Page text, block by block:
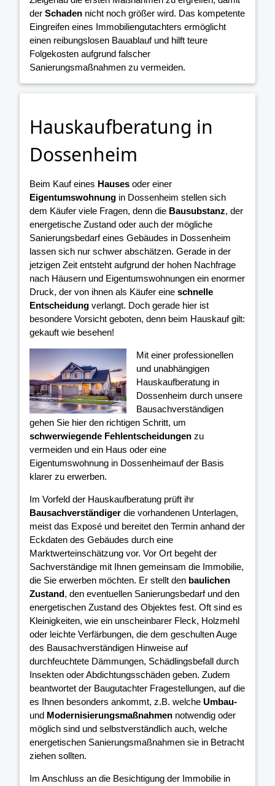
der Schaden nicht noch größer wird. Das kompetente
Eingreifen eines Immobiliengutachters ermöglicht
einen reibungslosen Bauablauf und hilft teure
Folgekosten aufgrund falscher
Sanierungsmaßnahmen zu vermeiden.
Hauskaufberatung in
Dossenheim
Beim Kauf eines Hauses oder einer
Eigentumswohnung in Dossenheim stellen sich
dem Käufer viele Fragen, denn die Bausubstanz, der
energetische Zustand oder auch der mögliche
Sanierungsbedarf eines Gebäudes in Dossenheim
lassen sich nur schwer abschätzen. Gerade in der
jetzigen Zeit entsteht aufgrund der hohen Nachfrage
nach Häusern und Eigentumswohnungen ein enormer
Druck, der von ihnen als Käufer eine schnelle
Entscheidung verlangt. Doch gerade hier ist
besondere Vorsicht geboten, denn beim Hauskauf gilt:
gekauft wie besehen!
Mit einer professionellen
und unabhängigen
Hauskaufberatung in
Dossenheim durch unsere
Bausachverständigen
gehen Sie hier den richtigen Schritt, um
schwerwiegende Fehlentscheidungen zu
vermeiden und ein Haus oder eine
Eigentumswohnung in Dossenheimauf der Basis
klarer zu erwerben.
Im Vorfeld der Hauskaufberatung prüft ihr
Bausachverständiger die vorhandenen Unterlagen,
meist das Exposé und bereitet den Termin anhand der
Eckdaten des Gebäudes durch eine
Marktwerteinschätzung vor. Vor Ort begeht der
Sachverständige mit Ihnen gemeinsam die Immobilie,
die Sie erwerben möchten. Er stellt den baulichen
Zustand, den eventuellen Sanierungsbedarf und den
energetischen Zustand des Objektes fest. Oft sind es
Kleinigkeiten, wie ein unscheinbarer Fleck, Holzmehl
oder leichte Verfärbungen, die dem geschulten Auge
des Bausachverständigen Hinweise auf
durchfeuchtete Dämmungen, Schädlingsbefall durch
Insekten oder Abdichtungsschäden geben. Zudem
beantwortet der Baugutachter Fragestellungen, auf die
es Ihnen besonders ankommt, z.B. welche Umbau-
und Modernisierungsmaßnahmen notwendig oder
möglich sind und selbstverständlich auch, welche
energetischen Sanierungsmaßnahmen sie in Betracht
ziehen sollten.
Im Anschluss an die Besichtigung der Immobilie in